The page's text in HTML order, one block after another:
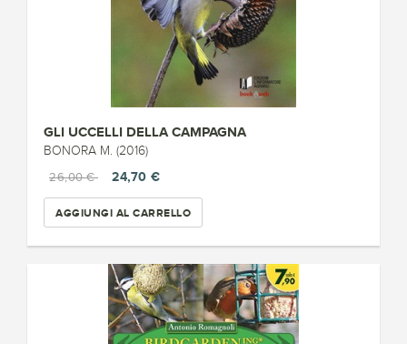
GLI UCCELLI DELLA CAMPAGNA
BONORA M. (2016)
26,00 €
24,70 €
AGGIUNGI AL CARRELLO